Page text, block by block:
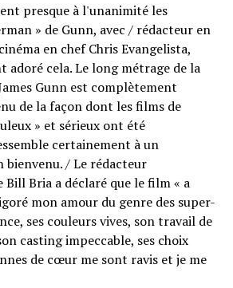
presque à l'unanimité les
» de Gunn, avec / rédacteur en
en chef Chris Evangelista,
adoré cela. Le long métrage de la
Gunn est complètement
de la façon dont les films de
» et sérieux ont été
certainement à un
bienvenu. / Le rédacteur
Bria a déclaré que le film « a
mon amour du genre des super-
ses couleurs vives, son travail de
casting impeccable, ses choix
de cœur me sont ravis et je me